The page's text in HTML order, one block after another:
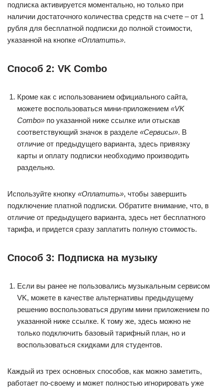
подписка активируется моментально, но только при
наличии достаточного количества средств на счете – от 1
рубля для бесплатной подписки до полной стоимости,
указанной на кнопке «Оплатить».
Способ 2: VK Combo
Кроме как с использованием официального сайта,
можете воспользоваться мини-приложением «VK
Combo» по указанной ниже ссылке или отыскав
соответствующий значок в разделе «Сервисы». В
отличие от предыдущего варианта, здесь привязку
карты и оплату подписки необходимо производить
раздельно.
Используйте кнопку «Оплатить», чтобы завершить
подключение платной подписки. Обратите внимание, что, в
отличие от предыдущего варианта, здесь нет бесплатного
тарифа, и придется сразу заплатить полную стоимость.
Способ 3: Подписка на музыку
Если вы ранее не пользовались музыкальным сервисом
VK, можете в качестве альтернативы предыдущему
решению воспользоваться другим мини приложением по
указанной ниже ссылке. К тому же, здесь можно не
только подключить базовый тарифный план, но и
воспользоваться скидками для студентов.
Каждый из трех основных способов, как можно заметить,
работает по-своему и может полностью игнорировать уже